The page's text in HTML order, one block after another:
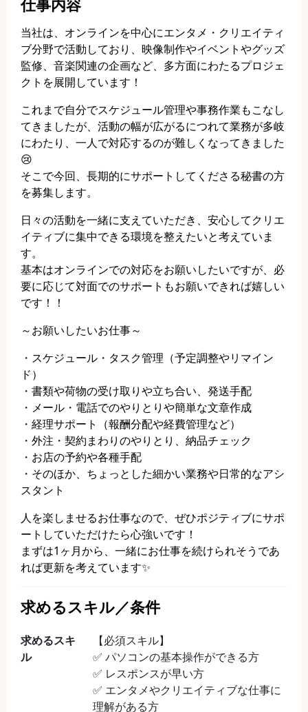
仕事内容
当社は、オンラインを中心にエンタメ・クリエイティ
ブ分野で活動しており、映像制作やイベントやグッズ
監修、音楽関連の企画など、多方面にわたるプロジェ
クトを展開しています！
これまで自分でスケジュール管理や事務作業もこなし
てきましたが、活動の幅が広がるにつれて業務が多岐
にわたり、一人で対応するのが難しくなってきました
😢
そこで今回、長期的にサポートしてくださる秘書の方
を募集します。
日々の活動を一緒に支えていただき、安心してクリエ
イティブに集中できる環境を整えたいと考えていま
す。
基本はオンラインでの対応をお願いしたいですが、必
要に応じて対面でのサポートもお願いできれば嬉しい
です！！
～お願いしたいお仕事～
・スケジュール・タスク管理（予定調整やリマイン
ド）
・書類や荷物の受け取りや立ち合い、発送手配
・メール・電話でのやりとりや簡単な文章作成
・経理サポート（報酬分配や経費管理など）
・外注・契約まわりのやりとり、納品チェック
・お店の予約や各種手配
・そのほか、ちょっとした細かい業務や日常的なアシ
スタント
人を楽しませるお仕事なので、ぜひポジティブにサポ
ートしていただけたら心強いです！
まずは1ヶ月から、一緒にお仕事を続けられそうであ
れば更新を考えています✨
求めるスキル／条件
求めるスキ
ル
【必須スキル】
✅ パソコンの基本操作ができる方
✅ レスポンスが早い方
✅ エンタメやクリエイティブな仕事に
理解がある方